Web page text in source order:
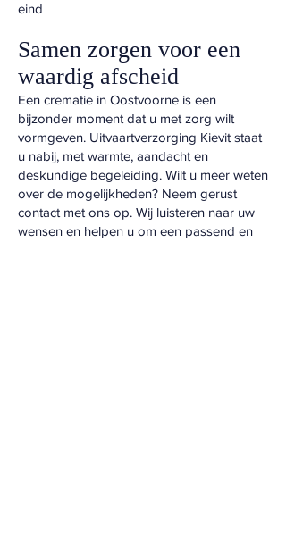
eind
Samen zorgen voor een
waardig afscheid
Een crematie in Oostvoorne is een
bijzonder moment dat u met zorg wilt
vormgeven. Uitvaartverzorging Kievit staat
u nabij, met warmte, aandacht en
deskundige begeleiding. Wilt u meer weten
over de mogelijkheden? Neem gerust
contact met ons op. Wij luisteren naar uw
wensen en helpen u om een passend en